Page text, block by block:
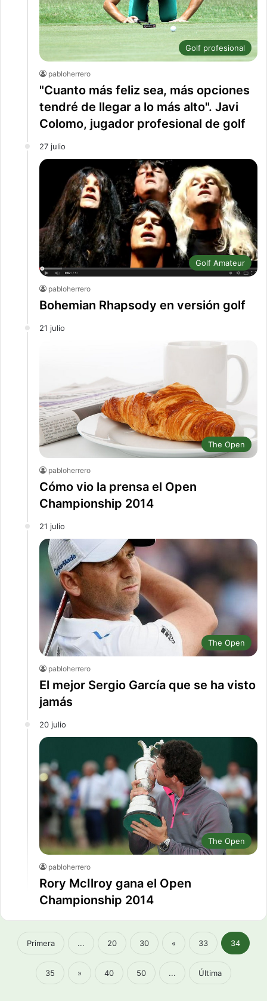
Golf profesional
pabloherrero
"Cuanto más feliz sea, más opciones
tendré de llegar a lo más alto". Javi
Colomo, jugador profesional de golf
27 julio
Golf Amateur
pabloherrero
Bohemian Rhapsody en versión golf
21 julio
The Open
pabloherrero
Cómo vio la prensa el Open
Championship 2014
21 julio
The Open
pabloherrero
El mejor Sergio García que se ha visto
jamás
20 julio
The Open
pabloherrero
Rory McIlroy gana el Open
Championship 2014
Primera ... 20 30 « 33 34
35 » 40 50 ... Última